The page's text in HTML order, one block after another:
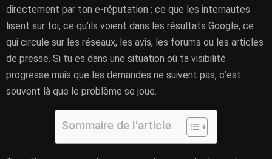
directement par ton e-réputation : ce que les internautes
lisent sur toi, ce qu’ils voient dans les résultats Google, ce
qui circule sur les réseaux, les avis, les forums ou les articles
de presse. Si tu es dans une situation où ta visibilité
progresse mais que les demandes ne suivent pas, c’est
souvent là que le problème se joue.
Sommaire de l'article